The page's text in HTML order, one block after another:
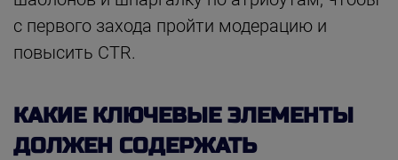
с первого захода пройти модерацию и
повысить CTR.
КАКИЕ КЛЮЧЕВЫЕ ЭЛЕМЕНТЫ
ДОЛЖЕН СОДЕРЖАТЬ